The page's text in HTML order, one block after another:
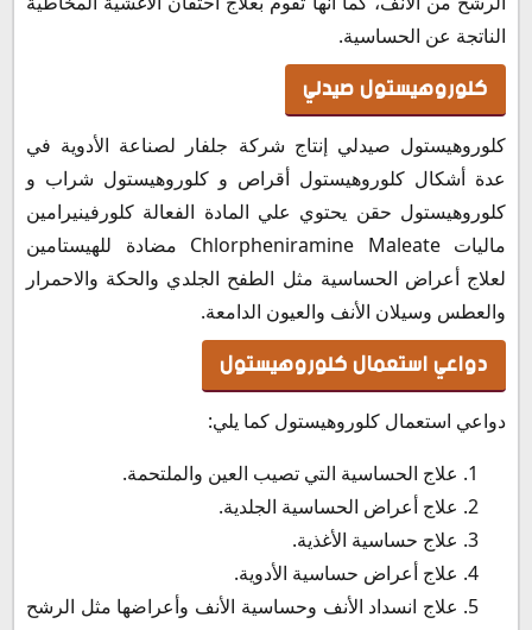
الناتجة عن الحساسية.
كلوروهيستول صيدلي
كلوروهيستول صيدلي إنتاج شركة جلفار لصناعة الأدوية في
عدة أشكال كلوروهيستول أقراص و كلوروهيستول شراب و
كلوروهيستول حقن يحتوي علي المادة الفعالة كلورفينيرامين
ماليات Chlorpheniramine Maleate مضادة للهيستامين
لعلاج أعراض الحساسية مثل الطفح الجلدي والحكة والاحمرار
والعطس وسيلان الأنف والعيون الدامعة.
دواعي استعمال كلوروهيستول
دواعي استعمال كلوروهيستول كما يلي:
علاج الحساسية التي تصيب العين والملتحمة.
علاج أعراض الحساسية الجلدية.
علاج حساسية الأغذية.
علاج أعراض حساسية الأدوية.
علاج انسداد الأنف وحساسية الأنف وأعراضها مثل الرشح